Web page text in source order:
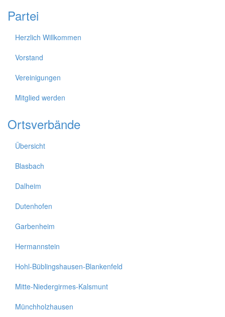
Partei
Herzlich Willkommen
Vorstand
Vereinigungen
Mitglied werden
Ortsverbände
Übersicht
Blasbach
Dalheim
Dutenhofen
Garbenheim
Hermannstein
Hohl-Büblingshausen-Blankenfeld
Mitte-Niedergirmes-Kalsmunt
Münchholzhausen